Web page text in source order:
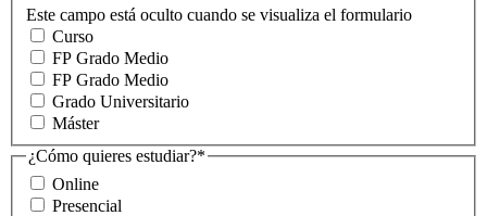
Este campo está oculto cuando se visualiza el formulario
Curso
FP Grado Medio
FP Grado Medio
Grado Universitario
Máster
¿Cómo quieres estudiar?*
Online
Presencial